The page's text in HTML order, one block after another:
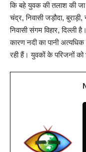
कि बहे युवक की तलाश की जा
चंद्र, निवासी जड़ौदा,
निवासी संगम विहार, दिल्ली
कारण नदी का पानी
रही हैं। युवकों के परिजनों को